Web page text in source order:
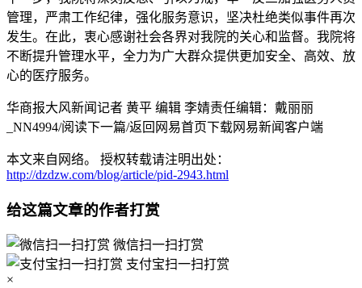
管理，严肃工作纪律，强化服务意识，坚决杜绝类似事件再次
发生。在此，衷心感谢社会各界对我院的关心和监督。我院将
不断提升管理水平，全力为广大群众提供更加安全、高效、放
心的医疗服务。
华商报大风新闻记者 黄平 编辑 李婧责任编辑：戴丽丽
_NN4994/阅读下一篇/返回网易首页下载网易新闻客户端
本文来自网络。 授权转载请注明出处：
http://dzdzw.com/blog/article/pid-2943.html
给这篇文章的作者打赏
微信扫一扫打赏
支付宝扫一扫打赏
×